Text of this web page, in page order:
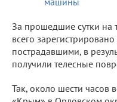
За прошедшие сутки на
всего
пострадавшими, в
получили телесные
Так, около шести часов